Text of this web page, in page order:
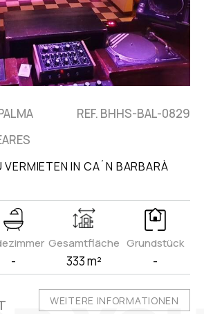
REF. BHHS-BAL-0829
IN CA´N BARBARÀ
-
Gesamtfläche
333 m²
Grundstück
-
WEITERE INFORMATIONEN